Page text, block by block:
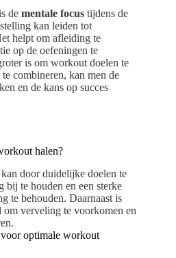
de mentale focus tijdens de
kan leiden tot
helpt om afleiding te
op de oefeningen te
is om workout doelen te
combineren, kan men de
en de kans op succes
halen?
door duidelijke doelen te
bij te houden en een sterke
te behouden. Daarnaast is
verveling te voorkomen en
optimale workout